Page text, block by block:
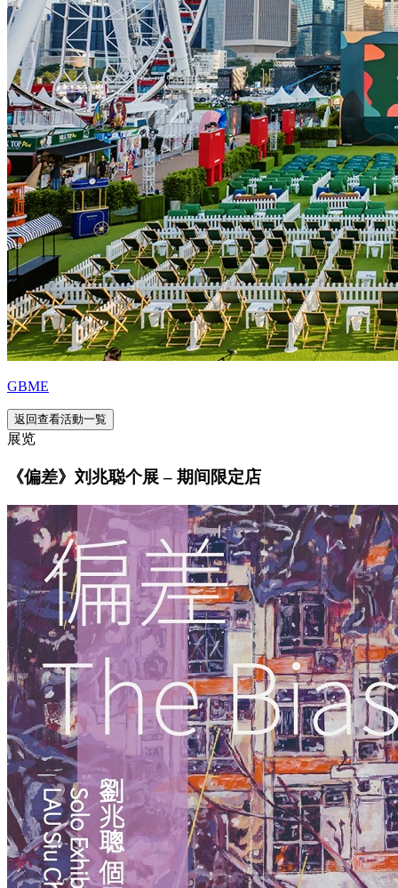
GBME
返回查看活動一覧
展览
《偏差》刘兆聪个展 – 期间限定店